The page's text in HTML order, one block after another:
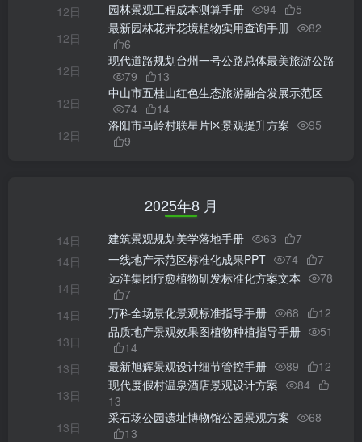
12日
园林景观工程成本测算手册 94
5
12日
最新园林花卉花境植物实用查询手册
82
6
12日
现代道路规划台州一号公路总体最美旅游公路
79
13
12日
中山市五桂山红色生态旅游融合发展示范区
74
14
12日
洛阳市马岭村联星片区景观提升方案
95
9
2025年8 月
14日 建筑景观规划美学落地手册 63
7
14日
一线地产示范区标准化成果PPT 74
7
14日
远洋集团疗愈植物研发标准化方案文本
78
7
14日
万科全场景化景观标准指导手册 68
12
13日
品质地产景观效果图植物种植指导手册
51
14
13日
最新旭辉景观设计细节管控手册 89
12
13日
现代度假村温泉酒店景观设计方案
84
13
13日
采石场公园遗址博物馆公园景观方案
68
13